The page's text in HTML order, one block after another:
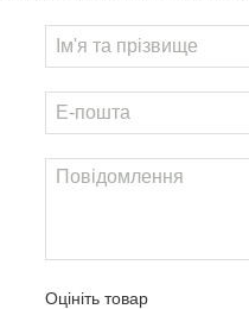
Оцініть товар